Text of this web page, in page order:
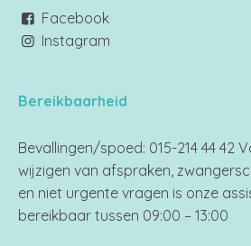
Facebook
Instagram
Bereikbaarheid
Bevallingen/spoed: 015-214 44 42
wijzigen van afspraken,
en niet urgente vragen is onze
bereikbaar tussen 09:00 – 13:00